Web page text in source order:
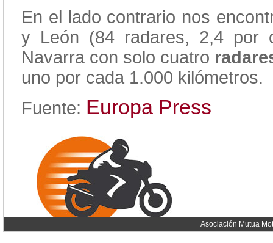
En el lado contrario nos
y León (84 radares, 2,4 por
Navarra con solo cuatro
uno por cada 1.000 kilómetros.
Fuente: Europa Press
Asociación Mutua